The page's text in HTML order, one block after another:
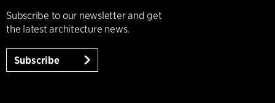
Subscribe to our newsletter and get
the latest architecture news.
Subscribe